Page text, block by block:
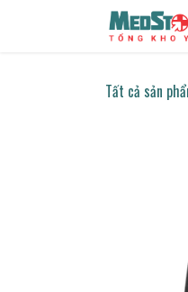
Bỏ qua để đến Nội dung
Tất cả sản